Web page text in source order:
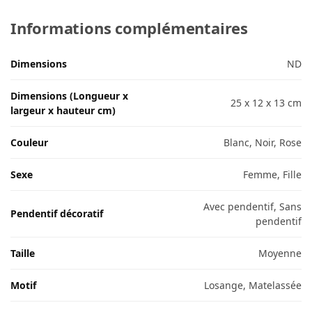
Informations complémentaires
Dimensions ND
Dimensions (Longueur x
largeur x hauteur cm)
25 x 12 x 13 cm
Couleur Blanc, Noir, Rose
Sexe Femme, Fille
Pendentif décoratif
Avec pendentif, Sans
pendentif
Taille Moyenne
Motif Losange, Matelassée